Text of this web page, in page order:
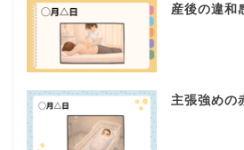
産後の違和
主張強めの